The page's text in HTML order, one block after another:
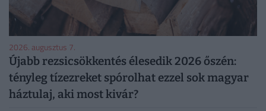
2026. augusztus 7.
Újabb rezsicsökkentés élesedik 2026 őszén:
tényleg tízezreket spórolhat ezzel sok magyar
háztulaj, aki most kivár?